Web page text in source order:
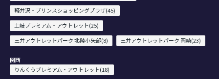
軽井沢・プリンスショッピングプラザ(45)
土岐プレミアム・アウトレット(25)
三井アウトレットパーク 北陸小矢部(8)
三井アウトレットパーク 岡崎(23)
関西
りんくうプレミアム・アウトレット(18)